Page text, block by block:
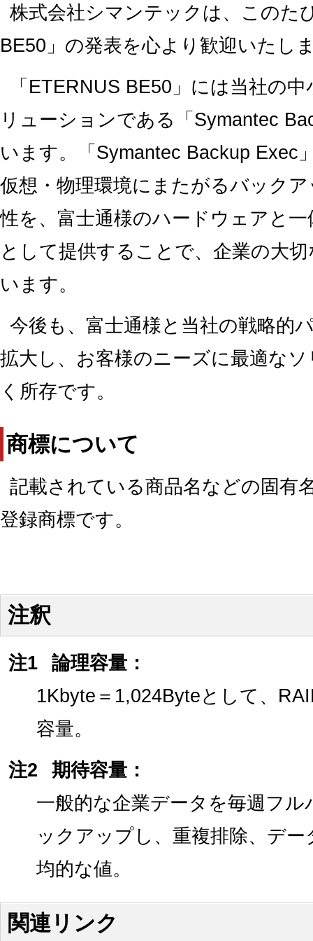
株式会社シマンテックは、このた
BE50」の発表を心より歓迎いたし
「ETERNUS BE50」には当社の
リューションである「Symantec
います。「Symantec Backup Exec
仮想・物理環境にまたがるバック
性を、富士通様のハードウェアと
として提供することで、企業の大
います。
今後も、富士通様と当社の戦略的
拡大し、お客様のニーズに最適な
く所存です。
商標について
記載されている商品名などの固有
登録商標です。
注釈
注1
論理容量：
1Kbyte＝1,024Byteとして、
容量。
注2
期待容量：
一般的な企業データを毎週フ
ックアップし、重複排除、デ
均的な値。
関連リンク